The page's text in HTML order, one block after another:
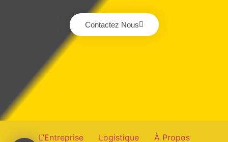
Contactez Nous
L’Entreprise Logistique À Propos